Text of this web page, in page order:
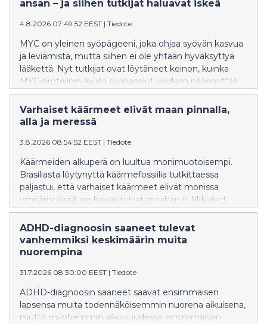
ansan – ja siihen tutkijat haluavat iskeä
4.8.2026 07:49:52 EEST | Tiedote
MYC on yleinen syöpägeeni, joka ohjaa syövän kasvua
ja leviämistä, mutta siihen ei ole yhtään hyväksyttyä
lääkettä. Nyt tutkijat ovat löytäneet keinon, kuinka
MYC-proteiinin avulla syöpäsolut voidaan näännyttää
nälkään.
Varhaiset käärmeet elivät maan pinnalla,
alla ja meressä
3.8.2026 08:54:52 EEST | Tiedote
Käärmeiden alkuperä on luultua monimuotoisempi.
Brasiliasta löytynyttä käärmefossiilia tutkittaessa
paljastui, että varhaiset käärmeet elivät monissa
ympäristöissä: ne kaivautuivat maahan ja liikkuivat
vedessä.
ADHD-diagnoosin saaneet tulevat
vanhemmiksi keskimäärin muita
nuorempina
31.7.2026 08:30:00 EEST | Tiedote
ADHD-diagnoosin saaneet saavat ensimmäisen
lapsensa muita todennäköisemmin nuorena aikuisena,
mutta myöhemmin aikuisuudessa ensimmäisen